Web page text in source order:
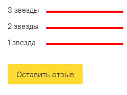
3 звезды
2 звезды
1 звезда
Оставить отзыв